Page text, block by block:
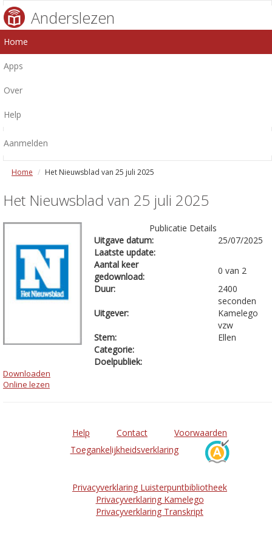
Anderslezen
Home
Apps
Over
Help
Aanmelden
Home Het Nieuwsblad van 25 juli 2025
Het Nieuwsblad van 25 juli 2025
Publicatie Details
Uitgave datum:
25/07/2025
Laatste update:
Aantal keer
gedownload:
0 van 2
Duur:
2400
seconden
Uitgever:
Kamelego
vzw
Stem:
Ellen
Categorie:
Doelpubliek:
Downloaden
Online lezen
Help Contact
Voorwaarden
Toegankelijkheidsverklaring
Privacyverklaring Luisterpuntbibliotheek
Privacyverklaring Kamelego
Privacyverklaring Transkript